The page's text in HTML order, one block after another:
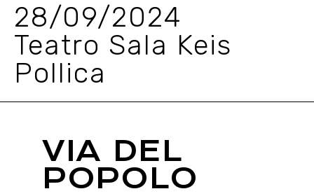
28/09/2024
Teatro Sala Keis
Pollica
VIA DEL
POPOLO